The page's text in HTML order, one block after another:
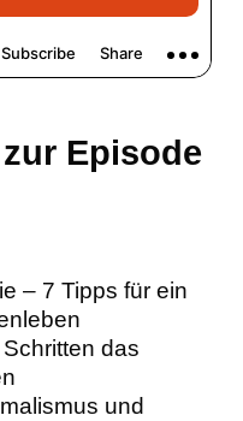
Episode
– 7 Tipps für ein
das
und